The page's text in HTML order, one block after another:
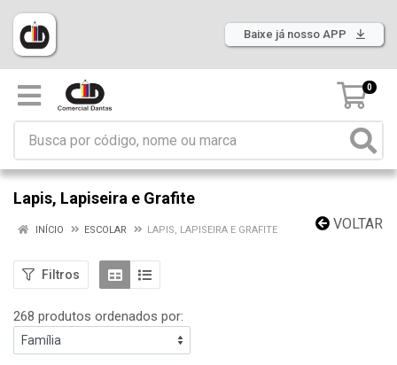
Baixe já nosso APP
0
Lapis, Lapiseira e Grafite
VOLTAR
INÍCIO ESCOLAR LAPIS, LAPISEIRA E GRAFITE
Filtros
268 produtos ordenados por: